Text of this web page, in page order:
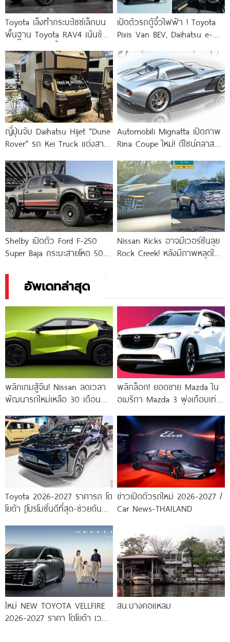
Toyota เล็งทำกระบะไซซ์เล็กบน
พื้นฐาน Toyota RAV4 เน้นขับ
เปิดตัวรถตู้จิ๋วไฟฟ้า ! Toyota
Pixis Van BEV, Daihatsu e-
ญี่ปุ่นจับ Daihatsu Hijet “Dune
Rover” รถ Kei Truck แต่งสาย
Automobili Mignatta เปิดภาพ
Rina Coupe ใหม่! ดีไซน์คลาสสิก
Shelby เปิดตัว Ford F-250
Super Baja กระบะสายโหด 500
Nissan Kicks อาจมีเวอร์ชันลุย
Rock Creek! หลังมีภาพหลุดใน
อัพเดทล่าสุด
พลิกเกมสู้จีน! Nissan ลดเวลา
พัฒนารถใหม่เหลือ 30 เดือน
Skyline สู่ยุค
พลิกล็อก! ยอดขาย Mazda ใน
อเมริกา Mazda 3 พุ่งเกือบเท่า
Toyota 2026-2027 ราคารถ โต
โยต้า [โปรโมชั่นดีที่สุด-ช่วยดันทุก
ข่าวเปิดตัวรถใหม่ 2026-2027 /
Car News-THAILAND
ใหม่ NEW TOYOTA VELLFIRE
2026-2027 ราคา โตโยต้า เวล
สน.บางคอแหลม